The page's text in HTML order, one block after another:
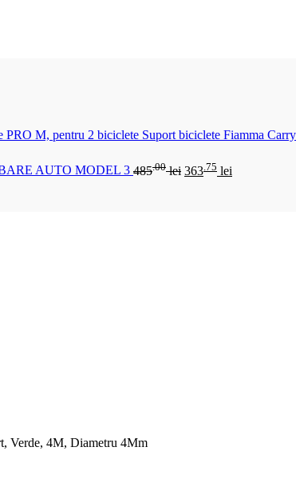
Suport biciclete Fiamma
AUTO MODEL 3 485.00 lei 363 .75 lei
Verde, 4M, Diametru 4Mm